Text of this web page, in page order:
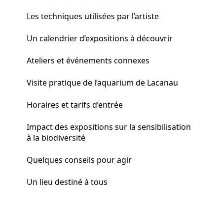
Les techniques utilisées par l’artiste
Un calendrier d’expositions à découvrir
Ateliers et événements connexes
Visite pratique de l’aquarium de Lacanau
Horaires et tarifs d’entrée
Impact des expositions sur la sensibilisation
à la biodiversité
Quelques conseils pour agir
Un lieu destiné à tous